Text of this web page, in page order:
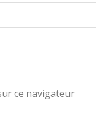
ce navigateur